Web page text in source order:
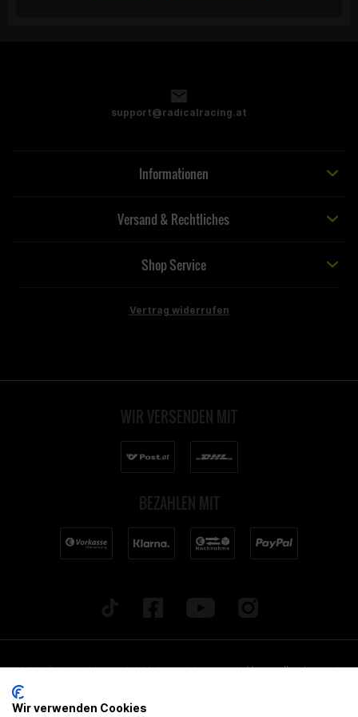
support@radicalracing.at
Informationen
Versand & Rechtliches
Shop Service
Vertrag widerrufen
WIR VERSENDEN MIT
BEZAHLEN MIT
* Alle Preise inkl. gesetzl. Mehrwertsteuer zzgl.Versandkostenund
angegebenen Lieferzeiten beziehen sich auf Deutschland!
Wir verwenden Cookies